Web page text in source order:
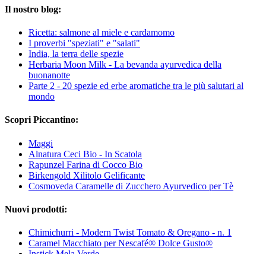
Il nostro blog:
Ricetta: salmone al miele e cardamomo
I proverbi "speziati" e "salati"
India, la terra delle spezie
Herbaria Moon Milk - La bevanda ayurvedica della
buonanotte
Parte 2 - 20 spezie ed erbe aromatiche tra le più salutari al
mondo
Scopri Piccantino:
Maggi
Alnatura Ceci Bio - In Scatola
Rapunzel Farina di Cocco Bio
Birkengold Xilitolo Gelificante
Cosmoveda Caramelle di Zucchero Ayurvedico per Tè
Nuovi prodotti:
Chimichurri - Modern Twist Tomato & Oregano - n. 1
Caramel Macchiato per Nescafé® Dolce Gusto®